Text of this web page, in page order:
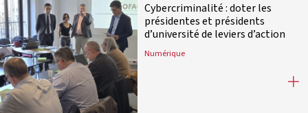
Cybercriminalité : doter les
présidentes et présidents
d’université de leviers d’action
Numérique
Cybercriminalité : doter les